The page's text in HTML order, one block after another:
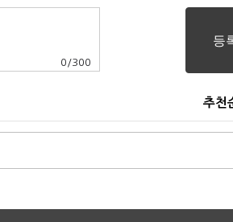
0 /300
추천